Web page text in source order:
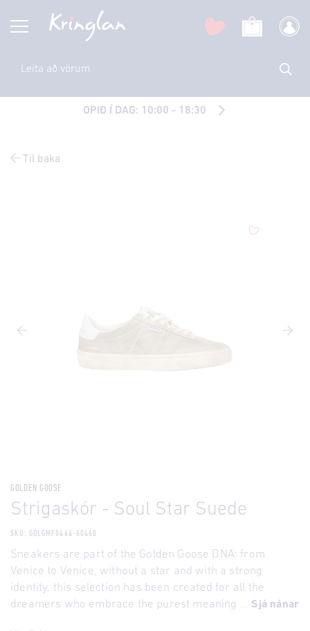
OPIÐ Í DAG: 10:00 - 18:30
Til baka
GOLDEN GOOSE
Strigaskór - Soul Star Suede
SKU: GOLGMF0464-60460
Sneakers are part of the Golden Goose DNA: from
Venice to Venice, without a star and with a strong
identity, this selection has been created for all the
dreamers who embrace the purest meaning ... Sjá nánar